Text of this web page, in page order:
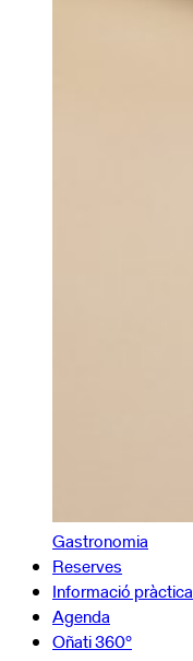
Gastronomia
Reserves
Informació pràctica
Agenda
Oñati 360º